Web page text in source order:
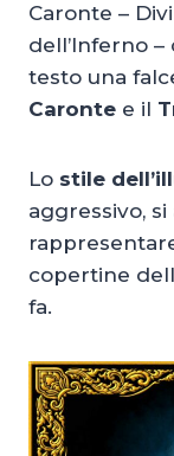
Caronte –
dell’Inferno
testo una
Caronte e il
Lo stile
aggressivo,
copertine
fa.